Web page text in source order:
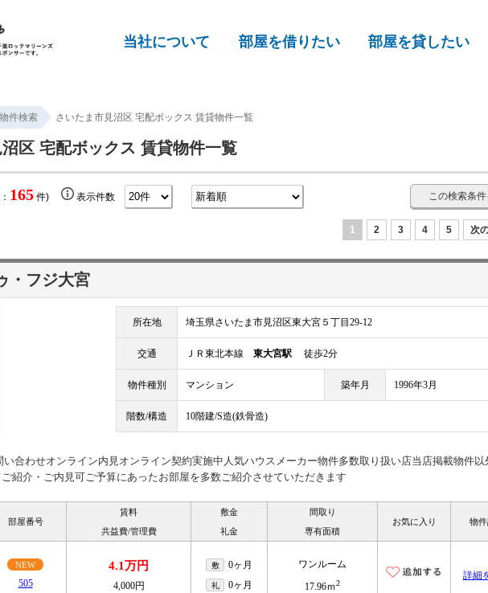
当社について 部屋を借りたい 部屋を貸したい
件検索 さいたま市見沼区 宅配ボックス 賃貸物件一覧
区 宅配ボックス 賃貸物件一覧
165 件) 表示件数 この検索条
1 2 3 4 5 次
・フジ大宮
所在地 埼玉県さいたま市見沼区東大宮５丁目29-12
交通 ＪＲ東北本線 東大宮駅 徒歩2分
物件種別 マンション 築年月 1996年3月
階数/構造 10階建/S造(鉄骨造)
い合わせオンライン内見オンライン契約実施中人気ハウスメーカー物件多数取り扱い店当店掲載物件以
ご紹介・ご内見可ご予算にあったお部屋を多数ご紹介させていただきます
部屋番号
賃料
共益費/管理費
敷金
礼金
間取り
専有面積
お気に入り 物
NEW
505
4.1万円
4,000円
敷 0ヶ月
礼 0ヶ月
ワンルーム
17.96ｍ2
詳細